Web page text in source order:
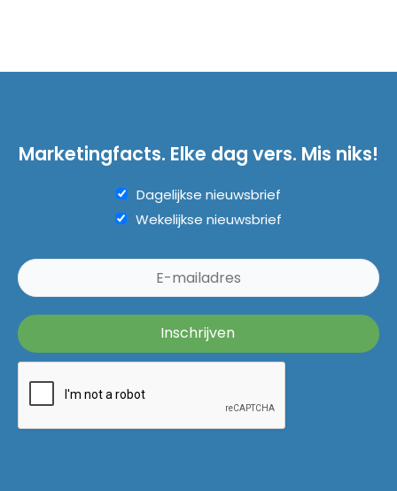
Marketingfacts. Elke dag vers. Mis niks!
Dagelijkse nieuwsbrief
Wekelijkse nieuwsbrief